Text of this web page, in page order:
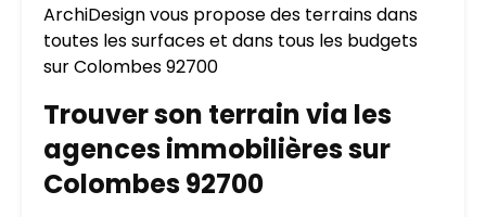
ArchiDesign vous propose des terrains dans
toutes les surfaces et dans tous les budgets
sur Colombes 92700
Trouver son terrain via les
agences immobilières sur
Colombes 92700